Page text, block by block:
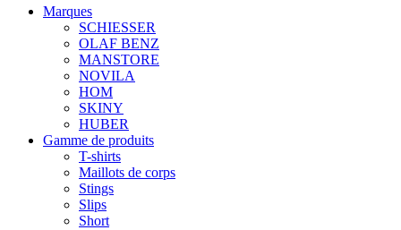
Marques
SCHIESSER
OLAF BENZ
MANSTORE
NOVILA
HOM
SKINY
HUBER
Gamme de produits
T-shirts
Maillots de corps
Stings
Slips
Short